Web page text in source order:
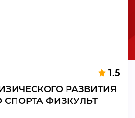
1.5
РАЗВИТИЯ
СПОРТА ФИЗКУЛЬТ